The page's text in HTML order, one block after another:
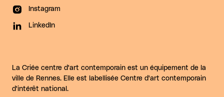
Instagram
LinkedIn
La Criée centre d'art contemporain est un équipement de la
ville de Rennes. Elle est labellisée Centre d'art contemporain
d'intérêt national.